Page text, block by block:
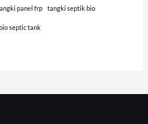
panel frp tangki septik bio
septic tank